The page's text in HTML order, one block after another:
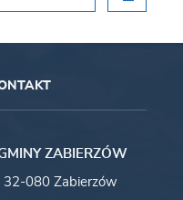
ZABIERZÓW
32-080 Zabierzów